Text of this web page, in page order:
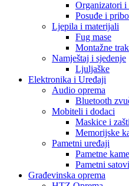
Organizatori i
Posuđe i
Ljepila i materijali
Fug mase
Montažne
Namještaj i sjedenje
Ljuljaške
Elektronika i Uređaji
Audio oprema
Bluetooth
Mobiteli i dodaci
Maskice i
Memorijske
Pametni uređaji
Pametne
Pametni satovi
Građevinska oprema